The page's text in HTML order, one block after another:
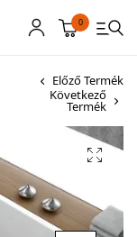
0
Előző Termék
Következő
Termék